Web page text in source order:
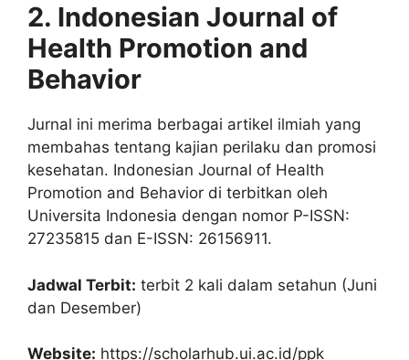
2. Indonesian Journal of
Health Promotion and
Behavior
Jurnal ini merima berbagai artikel ilmiah yang
membahas tentang kajian perilaku dan promosi
kesehatan. Indonesian Journal of Health
Promotion and Behavior di terbitkan oleh
Universita Indonesia dengan nomor P-ISSN:
27235815 dan E-ISSN: 26156911.
Jadwal Terbit: terbit 2 kali dalam setahun (Juni
dan Desember)
Website: https://scholarhub.ui.ac.id/ppk